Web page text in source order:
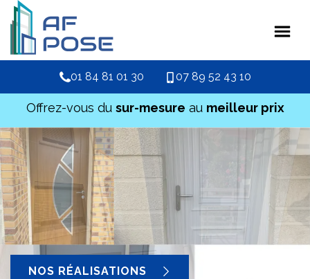
01 84 81 01 30 07 89 52 43 10
Offrez-vous du sur-mesure au meilleur prix
NOS RÉALISATIONS